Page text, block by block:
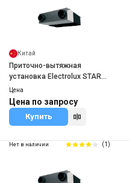
Китай
Приточно-вытяжная
установка Electrolux STAR
EPVS-450
Цена
Цена по запросу
Купить
Нет в наличии (1)